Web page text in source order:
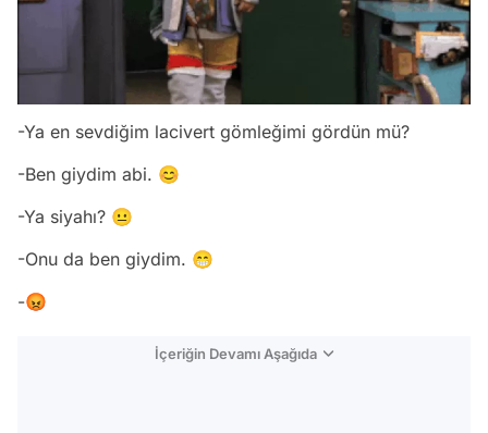
-Ya en sevdiğim lacivert gömleğimi gördün mü?
-Ben giydim abi. 😊
-Ya siyahı? 😐
-Onu da ben giydim. 😁
-😡
İçeriğin Devamı Aşağıda